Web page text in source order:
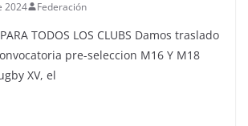
2024 Federación
TODOS LOS CLUBS Damos traslado
pre-seleccion M16 Y M18
XV, el